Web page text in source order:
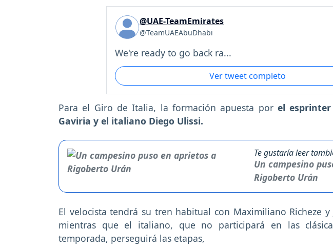
@UAE-TeamEmirates
@TeamUAEAbuDhabi
We're ready to go back ra...
Ver tweet completo
Para el Giro de Italia, la formación apuesta por el
Gaviria y el italiano Diego Ulissi.
Te gustaría leer
Un campesino
Rigoberto Urán
El velocista tendrá su tren habitual con Maximiliano Richeze y
mientras que el italiano, que no participará en las
temporada, perseguirá las etapas,